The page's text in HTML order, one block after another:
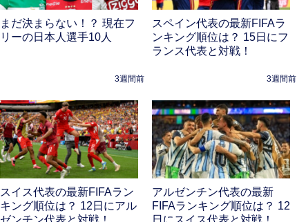
まだ決まらない！？ 現在フ
リーの日本人選手10人
3週間前
スペイン代表の最新FIFAラ
ンキング順位は？ 15日にフ
ランス代表と対戦！
3週間前
スイス代表の最新FIFAラン
キング順位は？ 12日にアル
ゼンチン代表と対戦！
アルゼンチン代表の最新
FIFAランキング順位は？ 12
日にスイス代表と対戦！